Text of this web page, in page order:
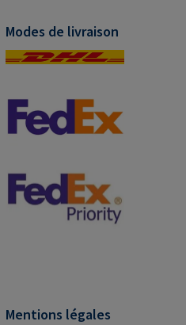
Modes de livraison
Mentions légales